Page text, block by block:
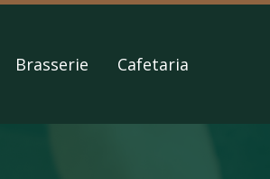
Brasserie Cafetaria